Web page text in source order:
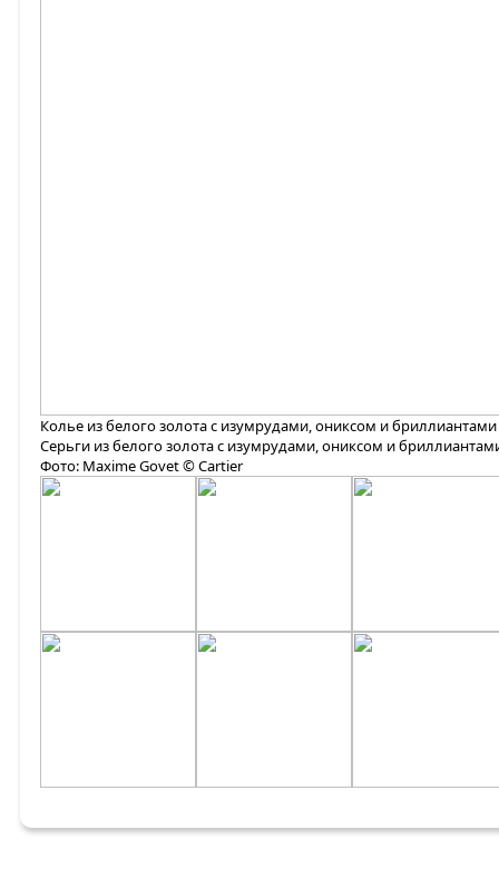
Колье из белого золота с изумрудами, ониксом и бриллиантами
Серьги из белого золота с изумрудами, ониксом и
Фото: Maxime Govet © Cartier